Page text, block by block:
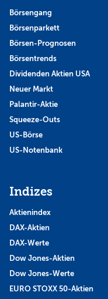
Börsengang
Börsenparkett
Börsen-Prognosen
Börsentrends
Dividenden Aktien USA
Neuer Markt
Palantir-Aktie
Squeeze-Outs
US-Börse
US-Notenbank
Indizes
Aktienindex
DAX-Aktien
DAX-Werte
Dow Jones-Aktien
Dow Jones-Werte
EURO STOXX 50-Aktien